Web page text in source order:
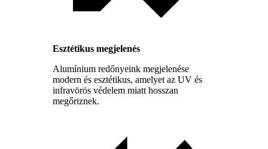
Esztétikus megjelenés
Alumínium redőnyeink megjelenése
modern és esztétikus, amelyet az UV és
infravörös védelem miatt hosszan
megőriznek.